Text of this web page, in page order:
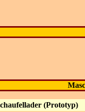
(Prototyp)